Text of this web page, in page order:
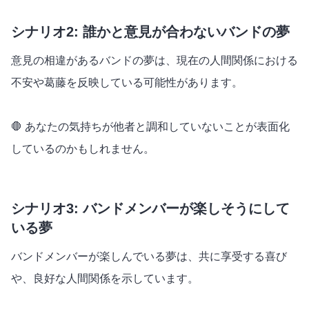
シナリオ2: 誰かと意見が合わないバンドの夢
意見の相違があるバンドの夢は、現在の人間関係における
不安や葛藤を反映している可能性があります。
🛑 あなたの気持ちが他者と調和していないことが表面化
しているのかもしれません。
シナリオ3: バンドメンバーが楽しそうにして
いる夢
バンドメンバーが楽しんでいる夢は、共に享受する喜び
や、良好な人間関係を示しています。